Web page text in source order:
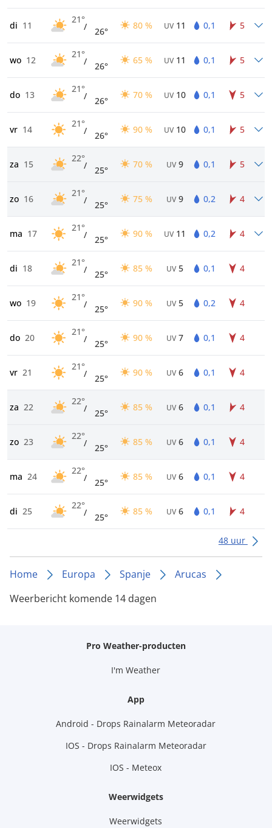
di 11
21°
/ 26°
80 % UV 11 0,1 5
wo 12
21°
/ 26°
65 % UV 11 0,1 5
do 13
21°
/ 26°
70 % UV 10 0,1 5
vr 14
21°
/ 26°
90 % UV 10 0,1 5
za 15
22°
/ 25°
70 % UV 9 0,1 5
zo 16
21°
/ 25°
75 % UV 9 0,2 4
ma 17
21°
/ 25°
90 % UV 11 0,2 4
di 18
21°
/ 25°
85 % UV 5 0,1 4
wo 19
21°
/ 25°
90 % UV 5 0,2 4
do 20
21°
/ 25°
90 % UV 7 0,1 4
vr 21
21°
/ 25°
90 % UV 6 0,1 4
za 22
22°
/ 25°
85 % UV 6 0,1 4
zo 23
22°
/ 25°
85 % UV 6 0,1 4
ma 24
22°
/ 25°
85 % UV 6 0,1 4
di 25
22°
/ 25°
85 % UV 6 0,1 4
48 uur
Home Europa Spanje
Arucas
Weerbericht komende 14 dagen
Pro Weather-producten
I'm Weather
App
Android - Drops Rainalarm Meteoradar
IOS - Drops Rainalarm Meteoradar
IOS - Meteox
Weerwidgets
Weerwidgets